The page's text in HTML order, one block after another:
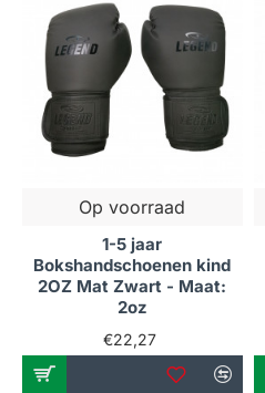
Op voorraad
1-5 jaar
Bokshandschoenen kind
2OZ Mat Zwart - Maat:
2oz
€22,27